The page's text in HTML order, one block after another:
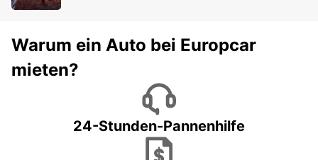
Warum ein Auto bei Europcar
mieten?
24-Stunden-Pannenhilfe